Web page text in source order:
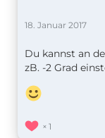
18. Januar 2017
Du kannst an
zB. -2 Grad
1